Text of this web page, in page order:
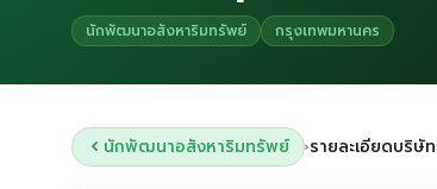
นักพัฒนาอสังหาริมทรัพย์ กรุงเทพมหานคร
นักพัฒนาอสังหาริมทรัพย์ ›รายละเอียดบริษัท